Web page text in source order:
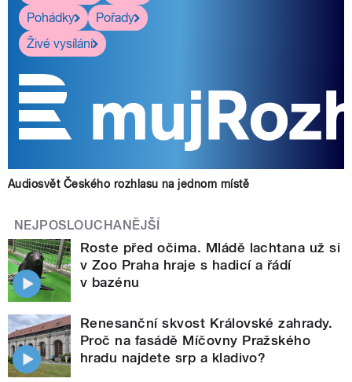
Pohádky
Pořady
Živé vysílání
Audiosvět Českého rozhlasu na jednom místě
NEJPOSLOUCHANĚJŠÍ
Roste před očima. Mládě lachtana už si
v Zoo Praha hraje s hadicí a řádí
v bazénu
Renesanční skvost Královské zahrady.
Proč na fasádě Míčovny Pražského
hradu najdete srp a kladivo?